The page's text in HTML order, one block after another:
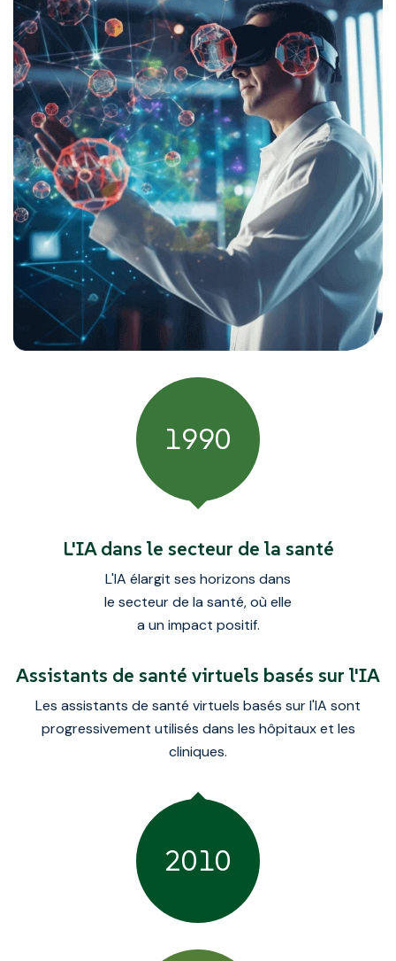
1990
L'IA dans le secteur de la santé
L'IA élargit ses horizons dans
le secteur de la santé, où elle
a un impact positif.
Assistants de santé virtuels basés sur l'IA
Les assistants de santé virtuels basés sur l'IA sont
progressivement utilisés dans les hôpitaux et les
cliniques.
2010